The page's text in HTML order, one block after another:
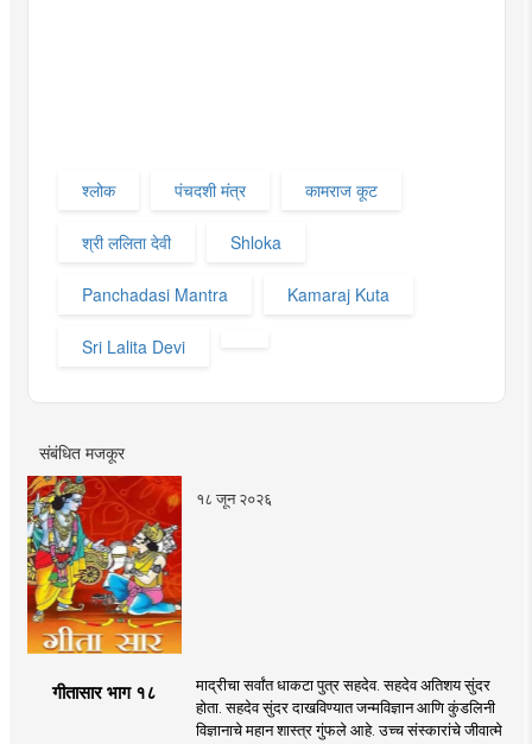
श्लोक पंचदशी मंत्र कामराज कूट
श्री ललिता देवी Shloka
Panchadasi Mantra Kamaraj Kuta
Sri Lalita Devi
संबंधित मजकूर
१८ जून २०२६
गीतासार भाग १८
माद्रीचा सर्वांत धाकटा पुत्र सहदेव. सहदेव अतिशय सुंदर
होता. सहदेव सुंदर दाखविण्यात जन्मविज्ञान आणि कुंडलिनी
विज्ञानाचे महान शास्त्र गुंफले आहे. उच्च संस्कारांचे जीवात्मे